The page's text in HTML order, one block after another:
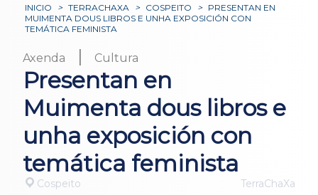
INICIO > TERRACHAXA > COSPEITO > PRESENTAN EN
MUIMENTA DOUS LIBROS E UNHA EXPOSICIÓN CON
TEMÁTICA FEMINISTA
Axenda | Cultura
Presentan en
Muimenta dous libros e
unha exposición con
temática feminista
Cospeito TerraChaXa